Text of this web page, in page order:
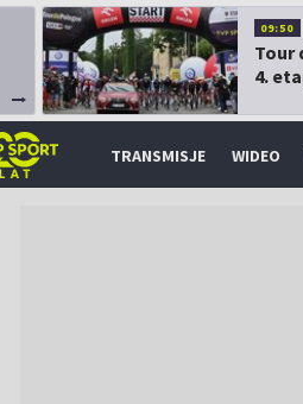
09:50
Tour
4.
TRANSMISJE WIDEO